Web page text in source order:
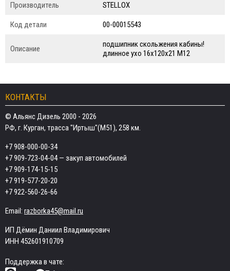
Производитель STELLOX
Код детали 00-00015543
Описание
подшипник скольжения кабины!
длинное ухо 16x120x21 M12
КОНТАКТЫ
© Альянс Дизель 2000 - 2026
РФ, г. Курган, трасса "Иртыш"(М51), 258 км.
+7 908-000-00-34
+7 909-723-04-04— закуп автомобилей
+7 909-174-15-15
+7 919-577-20-20
+7 922-560-26-66
Email: razborka45@mail.ru
ИП Дёмин Даниил Владимирович
ИНН 452601910709
Поддержка в чате: